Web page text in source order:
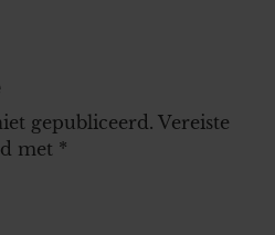
gepubliceerd. Vereiste
met *